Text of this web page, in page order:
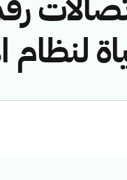
لنظام